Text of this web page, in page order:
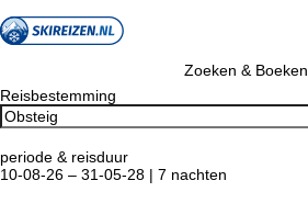
Zoeken & Boeken
Reisbestemming
periode & reisduur
10-08-26 – 31-05-28 | 7 nachten